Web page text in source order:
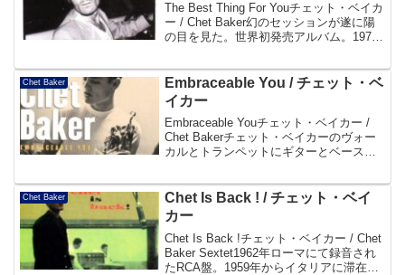
The Best Thing For Youチェット・ベイカ
ー / Chet Baker幻のセッションが遂に陽
の目を見た。世界初発売アルバム。1977
る。帯よりDisc101. The Best Thin...
Chet Baker
Embraceable You / チェット・ベ
イカー
Embraceable Youチェット・ベイカー /
Chet Bakerチェット・ベイカーのヴォー
カルとトランペットにギターとベースの
1957年に録音されてから長い間未発表で
あった音源を収めて1995年...
Chet Baker
Chet Is Back ! / チェット・ベイ
カー
Chet Is Back !チェット・ベイカー / Chet
Baker Sextet1962年ローマにて録音され
たRCA盤。1959年からイタリアに滞在